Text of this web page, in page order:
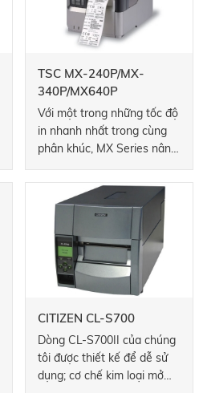
dụng trong các trung tâm
phân phối, nhà kho,
TSC MX-240P/MX-
340P/MX640P
Với một trong những tốc độ
in nhanh nhất trong cùng
phân khúc, MX Series nâng
mạnh xử lý, giao tiếp và tốc
độ in nhanh hơn.
CITIZEN CL-S700
Dòng CL-S700II của chúng
tôi được thiết kế để dễ sử
dụng; cơ chế kim loại mở